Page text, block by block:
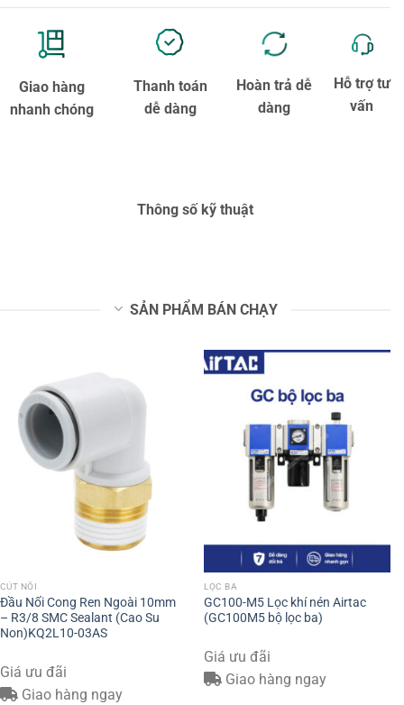
Giao hàng
nhanh chóng
Thanh toán
dễ dàng
Hoàn trả dễ
dàng
Hỗ trợ tư
vấn
Thông số kỹ thuật
SẢN PHẨM BÁN CHẠY
CÚT NỐI
Đầu Nối Cong Ren Ngoài 10mm
– R3/8 SMC Sealant (Cao Su
Non)KQ2L10-03AS
Giá ưu đãi
Giao hàng ngay
LỌC BA
GC100-M5 Lọc khí nén Airtac
(GC100M5 bộ lọc ba)
Giá ưu đãi
Giao hàng ngay